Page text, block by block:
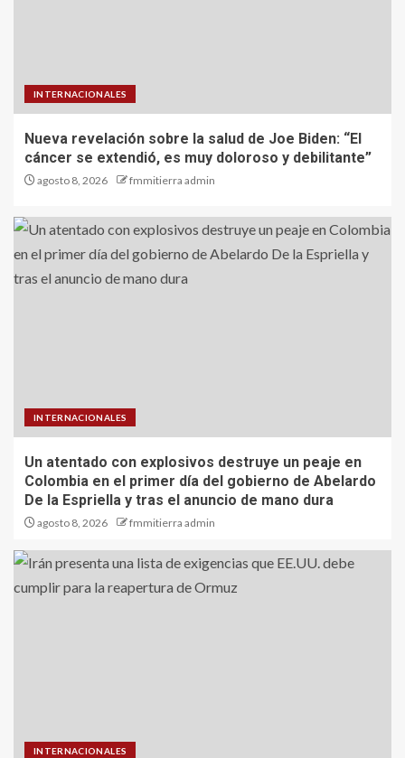
INTERNACIONALES
Nueva revelación sobre la salud de Joe Biden: “El
cáncer se extendió, es muy doloroso y debilitante”
agosto 8, 2026 fmmitierra admin
INTERNACIONALES
Un atentado con explosivos destruye un peaje en
Colombia en el primer día del gobierno de Abelardo
De la Espriella y tras el anuncio de mano dura
agosto 8, 2026 fmmitierra admin
INTERNACIONALES